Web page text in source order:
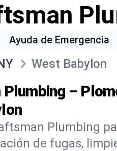
Ayuda de Emergencia
West Babylon
–
Plumbing
de fugas,